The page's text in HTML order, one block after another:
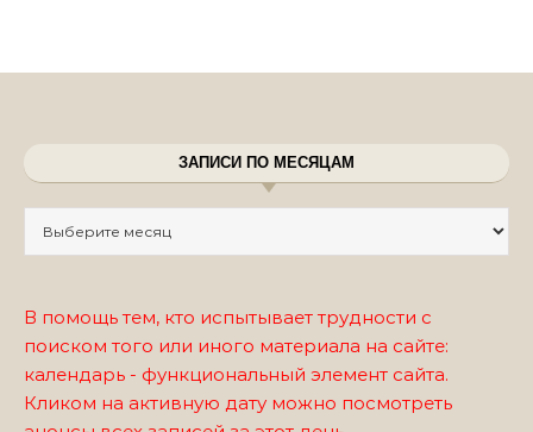
ЗАПИСИ ПО МЕСЯЦАМ
В помощь тем, кто испытывает трудности с
поиском того или иного материала на сайте:
календарь - функциональный элемент сайта.
Кликом на активную дату можно посмотреть